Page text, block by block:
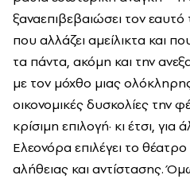
ξαναεπιβεβαιώσει τον
που αλλάζει αμείλικτα και
τα πάντα, ακόμη και την
με τον μόχθο μιας
οικονομικές δυσκολίες την
κρίσιμη επιλογή· κι έτσι,
Ελεονόρα επιλέγει το
αλήθειας και αντίστασης.